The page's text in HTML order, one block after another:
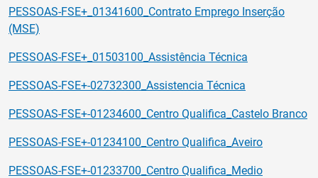
PESSOAS-FSE+_01341600_Contrato Emprego Inserção
(MSE)
PESSOAS-FSE+_01503100_Assistência Técnica
PESSOAS-FSE+-02732300_Assistencia Técnica
PESSOAS-FSE+-01234600_Centro Qualifica_Castelo Branco
PESSOAS-FSE+-01234100_Centro Qualifica_Aveiro
PESSOAS-FSE+-01233700_Centro Qualifica_Medio